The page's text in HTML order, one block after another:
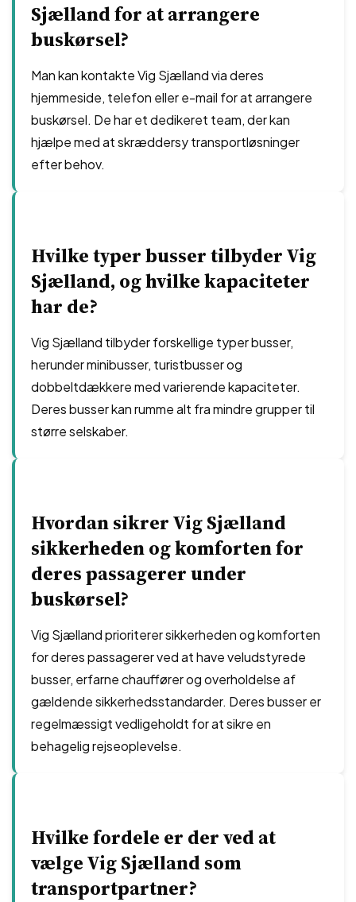
Sjælland for at arrangere
buskørsel?
Man kan kontakte Vig Sjælland via deres
hjemmeside, telefon eller e-mail for at arrangere
buskørsel. De har et dedikeret team, der kan
hjælpe med at skræddersy transportløsninger
efter behov.
Hvilke typer busser tilbyder Vig
Sjælland, og hvilke kapaciteter
har de?
Vig Sjælland tilbyder forskellige typer busser,
herunder minibusser, turistbusser og
dobbeltdækkere med varierende kapaciteter.
Deres busser kan rumme alt fra mindre grupper til
større selskaber.
Hvordan sikrer Vig Sjælland
sikkerheden og komforten for
deres passagerer under
buskørsel?
Vig Sjælland prioriterer sikkerheden og komforten
for deres passagerer ved at have veludstyrede
busser, erfarne chauffører og overholdelse af
gældende sikkerhedsstandarder. Deres busser er
regelmæssigt vedligeholdt for at sikre en
behagelig rejseoplevelse.
Hvilke fordele er der ved at
vælge Vig Sjælland som
transportpartner?